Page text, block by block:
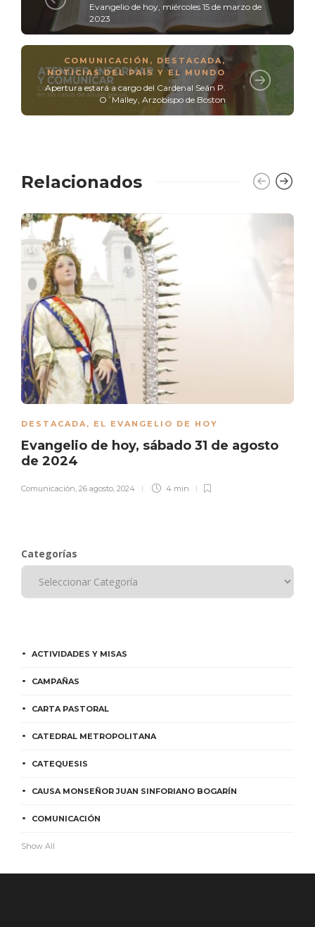
Evangelio de hoy, miércoles 15 de marzo de
2023
COMUNICACIÓN , DESTACADA,
NOTICIAS DEL PAÍS Y EL MUNDO
Apertura estará a cargo del Cardenal Seán P.
O´Malley, Arzobispo de Boston
Relacionados
DESTACADA, EL EVANGELIO DE HOY
Evangelio de hoy, sábado 31 de agosto
de 2024
Comunicación, 26 agosto, 2024 4 min
Categorías
ACTIVIDADES Y MISAS
CAMPAÑAS
CARTA PASTORAL
CATEDRAL METROPOLITANA
CATEQUESIS
CAUSA MONSEÑOR JUAN SINFORIANO BOGARÍN
COMUNICACIÓN
Show All